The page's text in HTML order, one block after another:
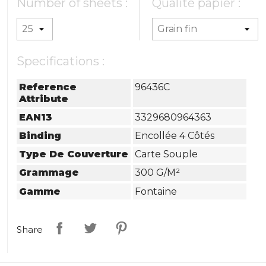
Number of sheets : Qualité papier :
Specifications :
Reference
Attribute
96436C
EAN13
3329680964363
Binding
Encollée 4 Côtés
Type De Couverture
Carte Souple
Grammage
300 G/m²
Gamme
Fontaine
Share